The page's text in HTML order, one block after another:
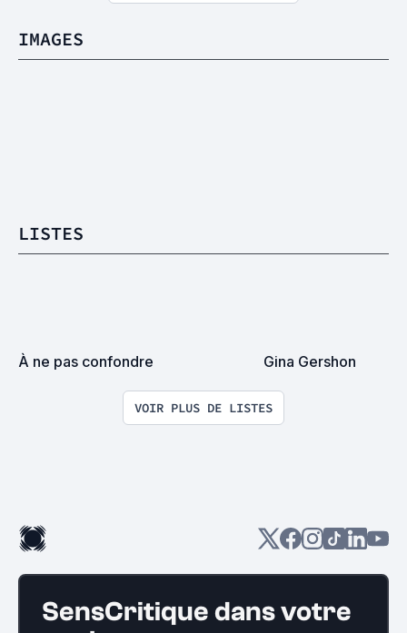
IMAGES
LISTES
À ne pas confondre Gina Gershon
VOIR PLUS DE LISTES
SensCritique dans votre